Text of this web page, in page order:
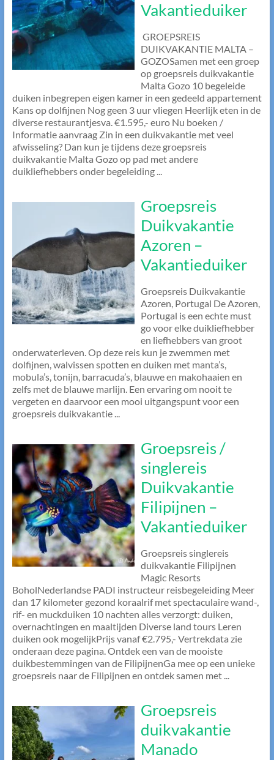
Vakantieduiker
GROEPSREIS
DUIKVAKANTIE MALTA –
GOZOSamen met een groep
op groepsreis duikvakantie
Malta Gozo 10 begeleide
duiken inbegrepen eigen kamer in een gedeeld appartement
Kans op dolfijnen Nog geen 3 uur vliegen Heerlijk eten in de
diverse restaurantjesva. €1.595,- euro Nu boeken /
Informatie aanvraag Zin in een duikvakantie met veel
afwisseling? Dan kun je tijdens deze groepsreis
duikvakantie Malta Gozo op pad met andere
duikliefhebbers onder begeleiding ...
Groepsreis
Duikvakantie
Azoren –
Vakantieduiker
Groepsreis Duikvakantie
Azoren, Portugal De Azoren,
Portugal is een echte must
go voor elke duikliefhebber
en liefhebbers van groot
onderwaterleven. Op deze reis kun je zwemmen met
dolfijnen, walvissen spotten en duiken met manta’s,
mobula’s, tonijn, barracuda’s, blauwe en makohaaien en
zelfs met de blauwe marlijn. Een ervaring om nooit te
vergeten en daarvoor een mooi uitgangspunt voor een
groepsreis duikvakantie ...
Groepsreis /
singlereis
Duikvakantie
Filipijnen –
Vakantieduiker
Groepsreis singlereis
duikvakantie Filipijnen
Magic Resorts
BoholNederlandse PADI instructeur reisbegeleiding Meer
dan 17 kilometer gezond koraalrif met spectaculaire wand-,
rif- en muckduiken 10 nachten alles verzorgt: duiken,
overnachtingen en maaltijden Diverse land tours Leren
duiken ook mogelijkPrijs vanaf €2.795,- Vertrekdata zie
onderaan deze pagina. Ontdek een van de mooiste
duikbestemmingen van de FilipijnenGa mee op een unieke
groepsreis naar de Filipijnen en ontdek samen met ...
Groepsreis
duikvakantie
Manado